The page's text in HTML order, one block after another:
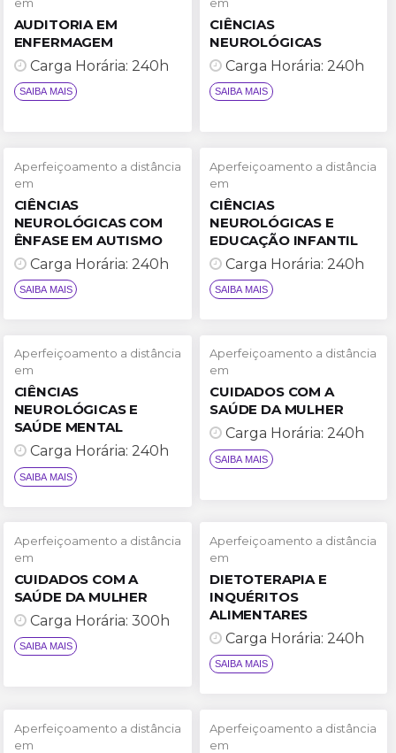
SAIBA MAIS
SAIBA MAIS
SAIBA MAIS SAIBA MAIS
AUDITORIA EM
ENFERMAGEM
Carga Horária: 240h
CIÊNCIAS
NEUROLÓGICAS
Carga Horária: 240h
Aperfeiçoamento a distância
em
CIÊNCIAS
NEUROLÓGICAS COM
ÊNFASE EM AUTISMO
Carga Horária: 240h
Aperfeiçoamento a distância
em
CIÊNCIAS
NEUROLÓGICAS E
EDUCAÇÃO INFANTIL
Carga Horária: 240h
Aperfeiçoamento a distância
em
CIÊNCIAS
NEUROLÓGICAS E
SAÚDE MENTAL
Carga Horária: 240h
Aperfeiçoamento a distância
em
CUIDADOS COM A
SAÚDE DA MULHER
Carga Horária: 240h
Aperfeiçoamento a distância
em
CUIDADOS COM A
SAÚDE DA MULHER
Carga Horária: 300h
Aperfeiçoamento a distância
em
DIETOTERAPIA E
INQUÉRITOS
ALIMENTARES
Carga Horária: 240h
Aperfeiçoamento a distância
em
Aperfeiçoamento a distância
em